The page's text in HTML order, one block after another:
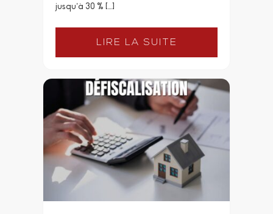
jusqu’à 30 % […]
LIRE LA SUITE